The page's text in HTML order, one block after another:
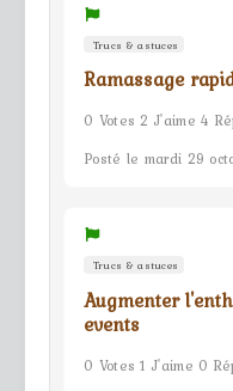
Trucs & astuces
Ramassage
0 Votes 2 J'aime 4
Posté le mardi 29
Trucs & astuces
Augmenter
events
0 Votes 1 J'aime 0